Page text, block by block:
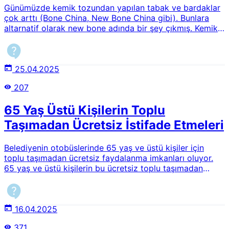
Günümüzde kemik tozundan yapılan tabak ve bardaklar
çok arttı (Bone China, New Bone China gibi). Bunlara
altarnatif olarak new bone adında bir şey çıkmış. Kemik
güvenebiliriz? Bu tür tabakları kullanmanın hükmü nedir?
Caiz midir?
25.04.2025
207
65 Yaş Üstü Kişilerin Toplu
Taşımadan Ücretsiz İstifade Etmeleri
Belediyenin otobüslerinde 65 yaş ve üstü kişiler için
toplu taşımadan ücretsiz faydalanma imkanları oluyor.
65 yaş ve üstü kişilerin bu ücretsiz toplu taşımadan
mıdır? Kul hakkına girmek gibi bir durum söz konusu olur
mu?
16.04.2025